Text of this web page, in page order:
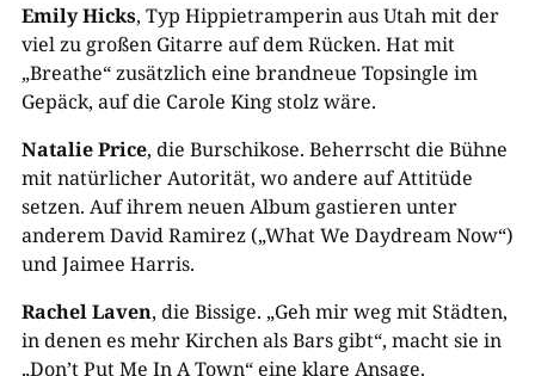
Emily Hicks, Typ Hippietramperin aus Utah mit der
viel zu großen Gitarre auf dem Rücken. Hat mit
„Breathe“ zusätzlich eine brandneue Topsingle im
Gepäck, auf die Carole King stolz wäre.
Natalie Price, die Burschikose. Beherrscht die Bühne
mit natürlicher Autorität, wo andere auf Attitüde
setzen. Auf ihrem neuen Album gastieren unter
anderem David Ramirez („What We Daydream Now“)
und Jaimee Harris.
Rachel Laven, die Bissige. „Geh mir weg mit Städten,
in denen es mehr Kirchen als Bars gibt“, macht sie in
„Don’t Put Me In A Town“ eine klare Ansage.